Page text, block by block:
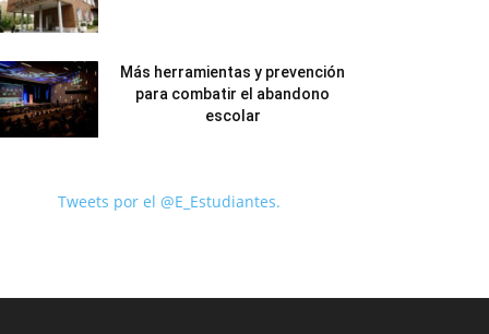
Más herramientas y prevención
para combatir el abandono
escolar
Tweets por el @E_Estudiantes.